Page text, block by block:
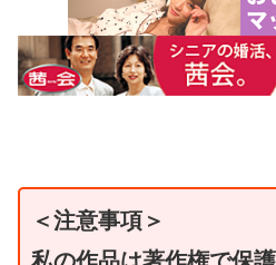
＜注意事項＞